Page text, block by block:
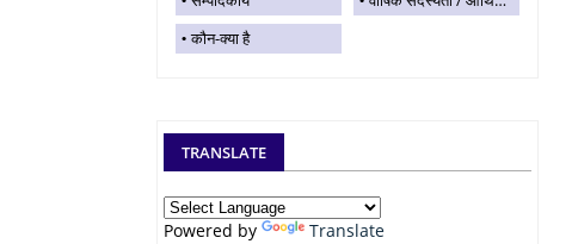
कौन-क्या है
TRANSLATE
Powered by Translate